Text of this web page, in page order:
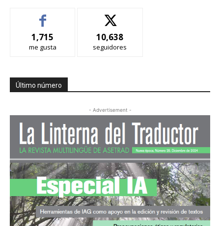
1,715
me gusta
10,638
seguidores
Último número
- Advertisement -